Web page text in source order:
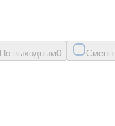
По выходным0